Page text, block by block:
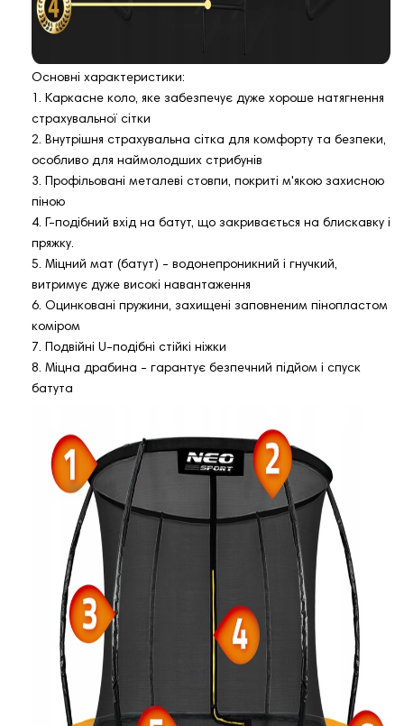
Основні характеристики:
1. Каркасне коло, яке забезпечує дуже хороше натягнення
страхувальної сітки
2. Внутрішня страхувальна сітка для комфорту та безпеки,
особливо для наймолодших стрибунів
3. Профільовані металеві стовпи, покриті м'якою захисною
піною
4. Г-подібний вхід на батут, що закривається на блискавку і
пряжку.
5. Міцний мат (батут) - водонепроникний і гнучкий,
витримує дуже високі навантаження
6. Оцинковані пружини, захищені заповненим пінопластом
коміром
7. Подвійні U-подібні стійкі ніжки
8. Міцна драбина - гарантує безпечний підйом і спуск
батута